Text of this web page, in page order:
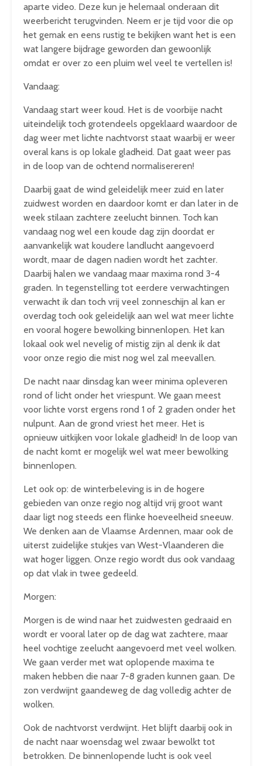
aparte video. Deze kun je helemaal onderaan dit
weerbericht terugvinden. Neem er je tijd voor die op
het gemak en eens rustig te bekijken want het is een
wat langere bijdrage geworden dan gewoonlijk
omdat er over zo een pluim wel veel te vertellen is!
Vandaag:
Vandaag start weer koud. Het is de voorbije nacht
uiteindelijk toch grotendeels opgeklaard waardoor de
dag weer met lichte nachtvorst staat waarbij er weer
overal kans is op lokale gladheid. Dat gaat weer pas
in de loop van de ochtend normalisereren!
Daarbij gaat de wind geleidelijk meer zuid en later
zuidwest worden en daardoor komt er dan later in de
week stilaan zachtere zeelucht binnen. Toch kan
vandaag nog wel een koude dag zijn doordat er
aanvankelijk wat koudere landlucht aangevoerd
wordt, maar de dagen nadien wordt het zachter.
Daarbij halen we vandaag maar maxima rond 3-4
graden. In tegenstelling tot eerdere verwachtingen
verwacht ik dan toch vrij veel zonneschijn al kan er
overdag toch ook geleidelijk aan wel wat meer lichte
en vooral hogere bewolking binnenlopen. Het kan
lokaal ook wel nevelig of mistig zijn al denk ik dat
voor onze regio die mist nog wel zal meevallen.
De nacht naar dinsdag kan weer minima opleveren
rond of licht onder het vriespunt. We gaan meest
voor lichte vorst ergens rond 1 of 2 graden onder het
nulpunt. Aan de grond vriest het meer. Het is
opnieuw uitkijken voor lokale gladheid! In de loop van
de nacht komt er mogelijk wel wat meer bewolking
binnenlopen.
Let ook op: de winterbeleving is in de hogere
gebieden van onze regio nog altijd vrij groot want
daar ligt nog steeds een flinke hoeveelheid sneeuw.
We denken aan de Vlaamse Ardennen, maar ook de
uiterst zuidelijke stukjes van West-Vlaanderen die
wat hoger liggen. Onze regio wordt dus ook vandaag
op dat vlak in twee gedeeld.
Morgen:
Morgen is de wind naar het zuidwesten gedraaid en
wordt er vooral later op de dag wat zachtere, maar
heel vochtige zeelucht aangevoerd met veel wolken.
We gaan verder met wat oplopende maxima te
maken hebben die naar 7-8 graden kunnen gaan. De
zon verdwijnt gaandeweg de dag volledig achter de
wolken.
Ook de nachtvorst verdwijnt. Het blijft daarbij ook in
de nacht naar woensdag wel zwaar bewolkt tot
betrokken. De binnenlopende lucht is ook veel